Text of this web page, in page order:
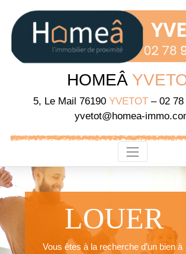
HOMEÂ
5, Le Mail 76190 YVETOT– 02 78
yvetot@homea-
LOUER
Vous êtes à la recherche d’un bien à